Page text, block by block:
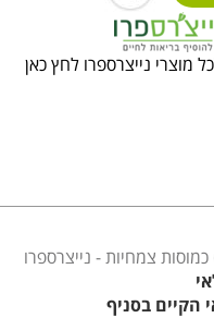
מוצרי נייצרספרו לחץ כאן
הקיים בסניף